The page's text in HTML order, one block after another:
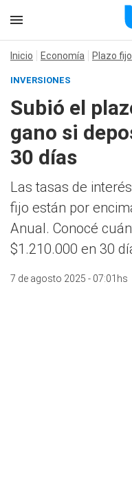
Inicio Economía Plazo fijo
INVERSIONES
Subió el
gano si
30 días
Las tasas de
fijo están por
Anual. Conocé
$1.210.000 en 30
7 de agosto 2025 - 07:01hs